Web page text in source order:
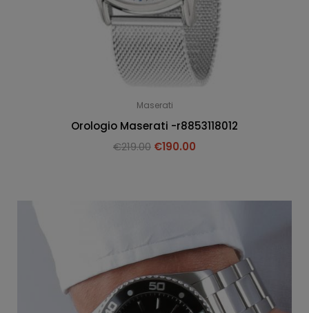
Maserati
Orologio Maserati -r8853118012
€219.00 €190.00